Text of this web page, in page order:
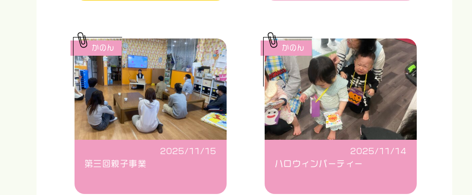
2025/11/15
第三回親子事業
かのん
2025/11/14
ハロウィンパーティー
かのん